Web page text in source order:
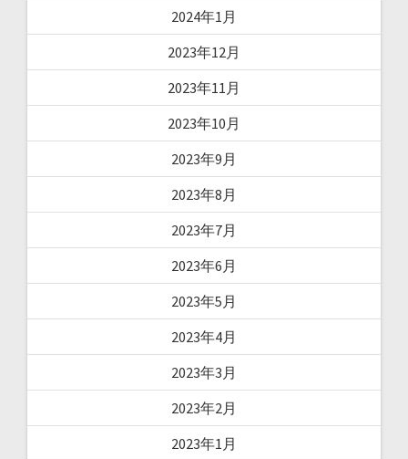
2024年1月
2023年12月
2023年11月
2023年10月
2023年9月
2023年8月
2023年7月
2023年6月
2023年5月
2023年4月
2023年3月
2023年2月
2023年1月